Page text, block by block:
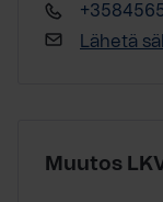
Lähetä
Muutos